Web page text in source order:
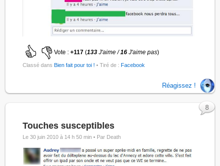
Vote :+117 (133J'aime /16 J'aime pas)
Classé dansBien fait pour toi ! • Tiré de :Facebook
Réagissez !
Touches susceptibles
Le 30 juin 2010 à 14 h 50 min • Par Death
8